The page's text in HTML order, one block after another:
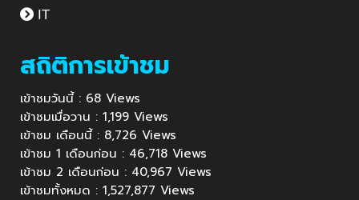
IT
สถิติการเข้าชม
เข้าชมวันนี้ : 68 Views
เข้าชมเมื่อวาน : 1,199 Views
เข้าชม เดือนนี้ : 8,726 Views
เข้าชม 1 เดือนก่อน : 46,718 Views
เข้าชม 2 เดือนก่อน : 40,967 Views
เข้าชมทั้งหมด : 1,527,877 Views